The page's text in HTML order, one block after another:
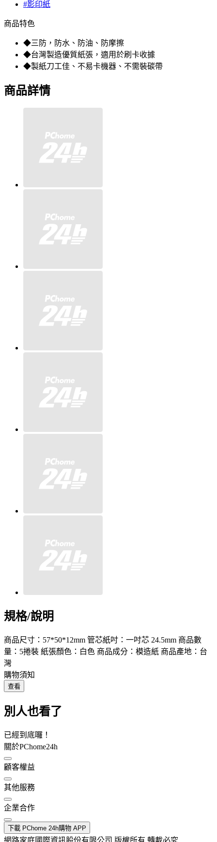
#影印紙
商品特色
◆三防，防水、防油、防摩擦
◆台灣製造優質紙張，適用於刷卡收據
◆製紙刀工佳、不易卡機器、不需裝碳帶
商品詳情
規格/說明
商品尺寸：57*50*12mm 管芯紙吋：一吋芯 24.5mm 商品數
量：5捲裝 紙張顏色：白色 商品成分：模造紙 商品產地：台
灣
購物須知
查看
別人也看了
已經到底囉！
關於PChome24h
顧客權益
其他服務
企業合作
下載 PChome 24h購物 APP
網路家庭國際資訊股份有限公司 版權所有 轉載必究